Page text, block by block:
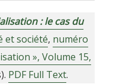
: le cas du
et société, numéro
», Volume 15,
PDF Full Text.